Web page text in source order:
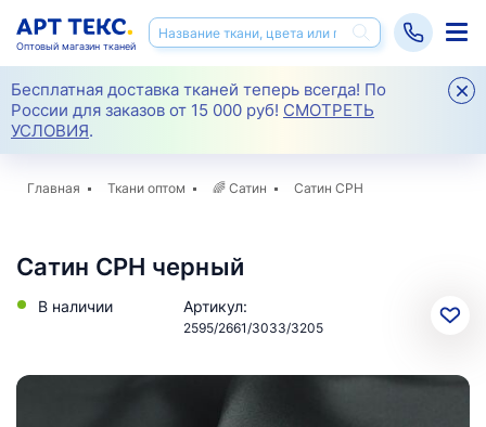
Бесплатная доставка тканей теперь всегда! По
России для заказов от 15 000 руб! СМОТРЕТЬ
УСЛОВИЯ.
Оптовый магазин тканей
Главная Ткани оптом 🌈 Сатин Сатин CPH
Сатин CPH черный
В наличии Артикул:
2595/2661/3033/3205